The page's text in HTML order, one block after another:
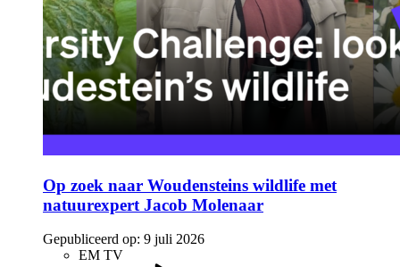
Op zoek naar Woudensteins wildlife met
natuurexpert Jacob Molenaar
Gepubliceerd op: 9 juli 2026
EM TV